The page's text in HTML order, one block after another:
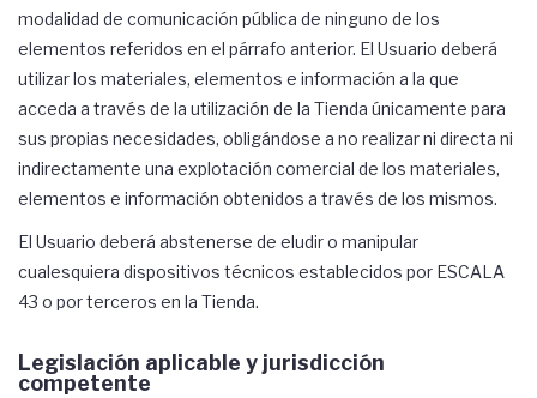
modalidad de comunicación pública de ninguno de los
elementos referidos en el párrafo anterior. El Usuario deberá
utilizar los materiales, elementos e información a la que
acceda a través de la utilización de la Tienda únicamente para
sus propias necesidades, obligándose a no realizar ni directa ni
indirectamente una explotación comercial de los materiales,
elementos e información obtenidos a través de los mismos.
El Usuario deberá abstenerse de eludir o manipular
cualesquiera dispositivos técnicos establecidos por ESCALA
43 o por terceros en la Tienda.
Legislación aplicable y jurisdicción
competente